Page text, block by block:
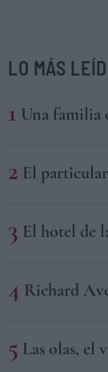
LO MÁS
Una familia
El
El hotel de
Richard
Las olas, el